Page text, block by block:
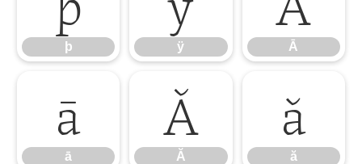
þ ÿ Ā
ā
ā
Ă
Ă
ă
ă